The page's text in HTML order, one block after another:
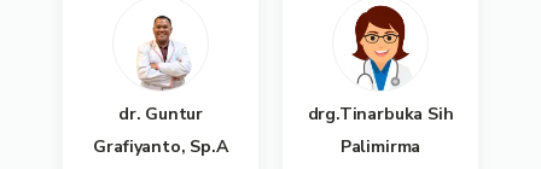
dr. Guntur
Grafiyanto, Sp.A
drg.Tinarbuka Sih
Palimirma